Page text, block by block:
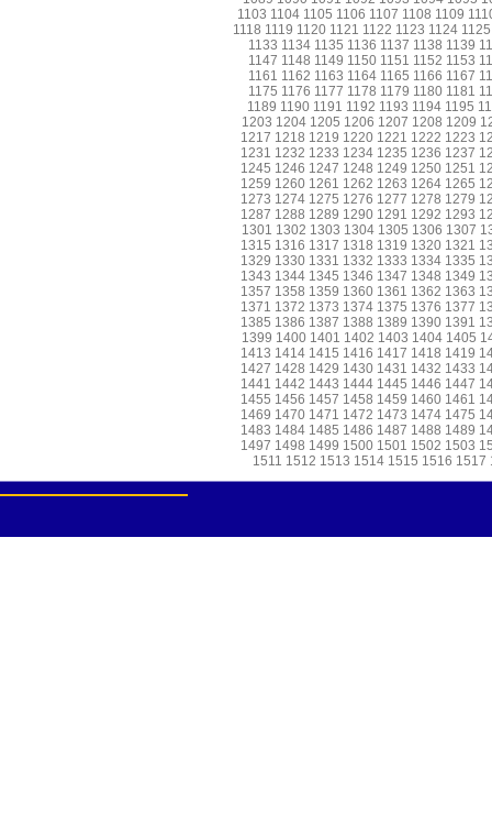
1103 1104 1105 1106 1107 1108 1109
1118 1119 1120 1121 1122 1123 1124 1125
1133 1134 1135 1136 1137 1138 1139
1147 1148 1149 1150 1151 1152 1153
1161 1162 1163 1164 1165 1166 1167
1175 1176 1177 1178 1179 1180 1181
1189 1190 1191 1192 1193 1194 1195
1203 1204 1205 1206 1207 1208 1209
1217 1218 1219 1220 1221 1222 1223
1231 1232 1233 1234 1235 1236 1237
1245 1246 1247 1248 1249 1250 1251
1259 1260 1261 1262 1263 1264 1265
1273 1274 1275 1276 1277 1278 1279
1287 1288 1289 1290 1291 1292 1293
1301 1302 1303 1304 1305 1306 1307
1315 1316 1317 1318 1319 1320 1321
1329 1330 1331 1332 1333 1334 1335
1343 1344 1345 1346 1347 1348 1349
1357 1358 1359 1360 1361 1362 1363
1371 1372 1373 1374 1375 1376 1377
1385 1386 1387 1388 1389 1390 1391
1399 1400 1401 1402 1403 1404 1405
1413 1414 1415 1416 1417 1418 1419
1427 1428 1429 1430 1431 1432 1433
1441 1442 1443 1444 1445 1446 1447
1455 1456 1457 1458 1459 1460 1461
1469 1470 1471 1472 1473 1474 1475
1483 1484 1485 1486 1487 1488 1489
1497 1498 1499 1500 1501 1502 1503
1511 1512 1513 1514 1515 1516 1517